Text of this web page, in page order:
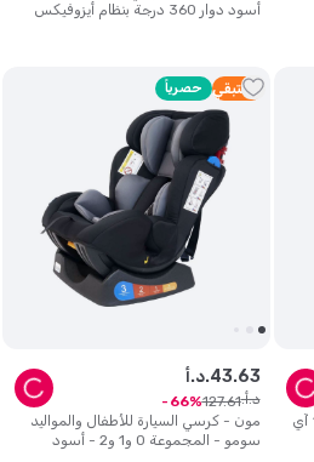
أسود دوار 360 درجة بنظام أيزوفيكس
نيوبريز - مقعد سيارة للأطفال 3 في 1 آي
3 متبقي حصرياً
مون - كرسي السيارة للأطفال والمواليد
سومو - المجموعة 0 و1 و2 - أسود
د.أ.43.63
د.أ. 127.61
66